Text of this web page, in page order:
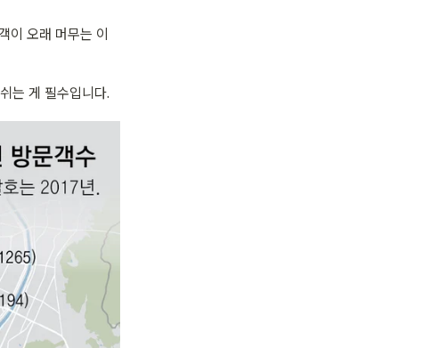
이 오래 머무는 이
는 게 필수입니다.